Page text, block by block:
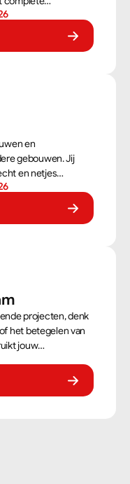
van
constructie zowel
en
gebouwen. Jij
en netjes
een bouwtekening
moet worden. Als
team je steentje
projecten, denk
het betegelen van
jouw
Als
diverse taken.